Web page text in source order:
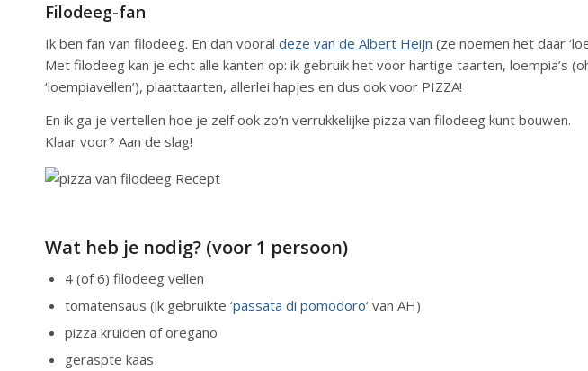
Filodeeg-fan
Ik ben fan van filodeeg. En dan vooral deze van de Albert Heijn (ze noemen het daar
Met filodeeg kan je echt alle kanten op: ik gebruik het voor hartige taarten, loempia’s
‘loempiavellen’), plaattaarten, allerlei hapjes en dus ook voor PIZZA!
En ik ga je vertellen hoe je zelf ook zo’n verrukkelijke pizza van filodeeg kunt bouwen.
Klaar voor? Aan de slag!
Wat heb je nodig? (voor 1 persoon)
4 (of 6) filodeeg vellen
tomatensaus (ik gebruikte ‘passata di pomodoro‘ van AH)
pizza kruiden of oregano
geraspte kaas